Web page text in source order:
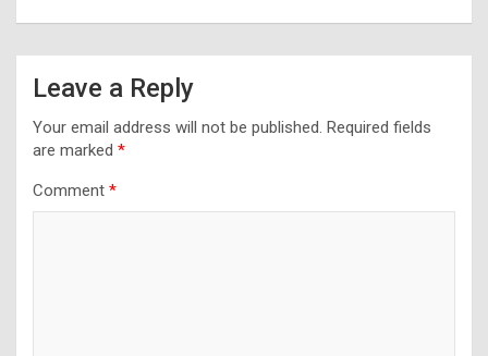
Leave a Reply
Your email address will not be published. Required fields
are marked *
Comment *